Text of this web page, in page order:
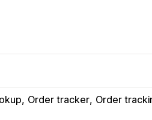
Order tracker Order